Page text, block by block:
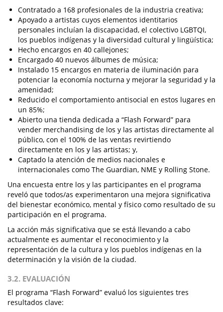
Contratado a 168 profesionales de la industria creativa;
Apoyado a artistas cuyos elementos identitarios
personales incluían la discapacidad, el colectivo LGBTQI,
los pueblos indígenas y la diversidad cultural y lingüística;
Hecho encargos en 40 callejones;
Encargado 40 nuevos álbumes de música;
Instalado 15 encargos en materia de iluminación para
potenciar la economía nocturna y mejorar la seguridad y la
amenidad;
Reducido el comportamiento antisocial en estos lugares en
un 85%;
Abierto una tienda dedicada a “Flash Forward” para
vender merchandising de los y las artistas directamente al
público, con el 100% de las ventas revirtiendo
directamente en los y las artistas; y,
Captado la atención de medios nacionales e
internacionales como The Guardian, NME y Rolling Stone.
Una encuesta entre los y las participantes en el programa
reveló que todos/as experimentaron una mejora significativa
del bienestar económico, mental y físico como resultado de su
participación en el programa.
La acción más significativa que se está llevando a cabo
actualmente es aumentar el reconocimiento y la
representación de la cultura y los pueblos indígenas en la
determinación y la visión de la ciudad.
3.2. EVALUACIÓN
El programa “Flash Forward” evaluó los siguientes tres
resultados clave: